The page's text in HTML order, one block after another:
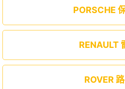
PORSCHE
RENAULT
ROVER